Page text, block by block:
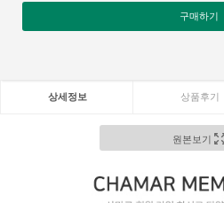
구매하기
상세정보 상품후기
원본보기